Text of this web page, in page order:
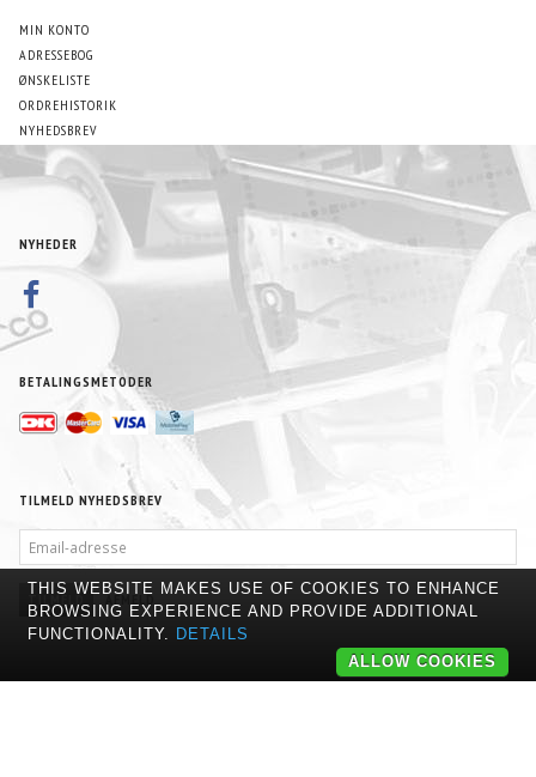
MIN KONTO
ADRESSEBOG
ØNSKELISTE
ORDREHISTORIK
NYHEDSBREV
NYHEDER
BETALINGSMETODER
TILMELD NYHEDSBREV
ADRESSE
TILMELD AFMELD
THIS WEBSITE MAKES USE OF COOKIES TO ENHANCE
BROWSING EXPERIENCE AND PROVIDE ADDITIONAL
FUNCTIONALITY. DETAILS
ALLOW COOKIES